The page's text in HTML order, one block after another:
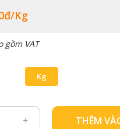
kg
gồm VAT
Kg
THÊM